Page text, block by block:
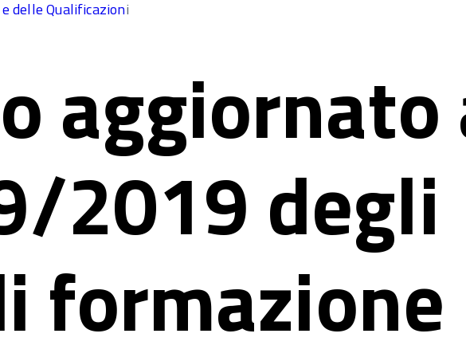
delle Qualificazioni
aggiornato
2019 degli
formazione